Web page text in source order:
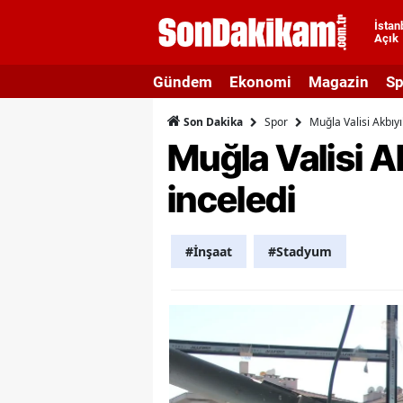
Açık
Gündem Ekonomi Magazin
Son Dakika Spor Muğla Valisi
Muğla Valisi
inceledi
#İnşaat #Stadyum